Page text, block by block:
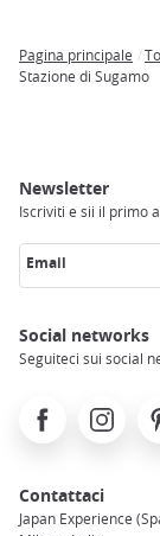
Breadcrumb
Pagina principale
Stazione di Sugamo
Newsletter
Iscriviti e sii il primo
Email
Social networks
Seguiteci sui social
FacebookInstagram
Contattaci
Japan Experience